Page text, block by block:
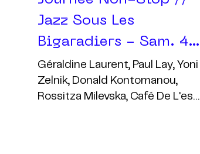
Jazz Sous Les
Bigaradiers - Sam. 4
Novembre 2023
Géraldine Laurent, Paul Lay, Yoni
Zelnik, Donald Kontomanou,
Rossitza Milevska, Café De L'est,